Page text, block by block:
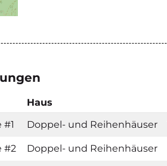
Haus
Doppel- und Reihenhäuser
#2 Doppel- und Reihenhäuser